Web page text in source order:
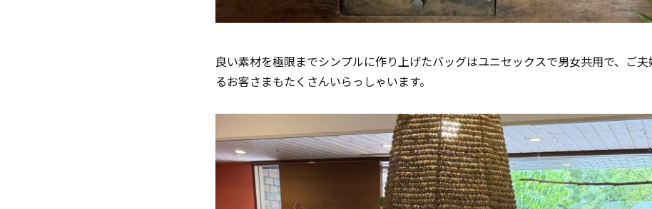
良い素材を極限までシンプルに作り上げたバッグはユニセックスで男女共用で、ご
るお客さまもたくさんいらっしゃいます。